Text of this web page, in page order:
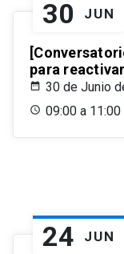
30 JUN
para
30 de Junio
09:00 a 11:00
24 JUN